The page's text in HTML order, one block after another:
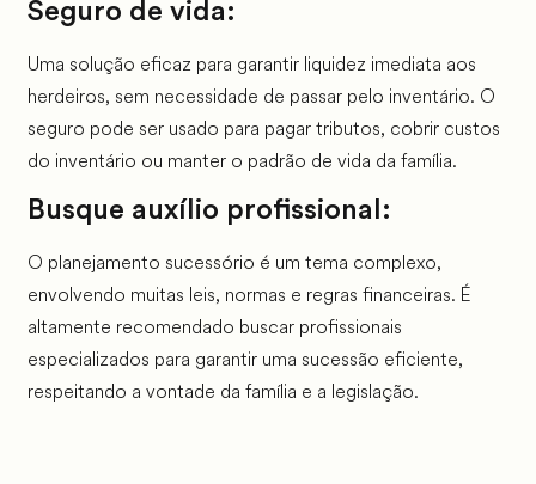
Seguro de vida:
Uma solução eficaz para garantir liquidez imediata aos
herdeiros, sem necessidade de passar pelo inventário. O
seguro pode ser usado para pagar tributos, cobrir custos
do inventário ou manter o padrão de vida da família.
Busque auxílio profissional:
O planejamento sucessório é um tema complexo,
envolvendo muitas leis, normas e regras financeiras. É
altamente recomendado buscar profissionais
especializados para garantir uma sucessão eficiente,
respeitando a vontade da família e a legislação.